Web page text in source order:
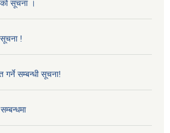
सूचना ।
सूचना !
सम्बन्धी सूचना!